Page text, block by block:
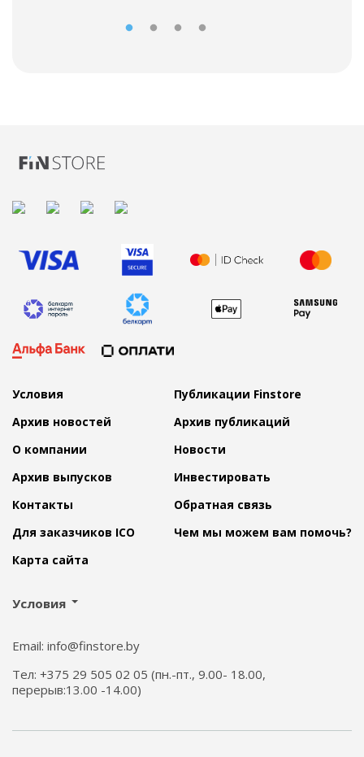
Условия
Публикации Finstore
Архив новостей
Архив публикаций
О компании
Новости
Архив выпусков
Инвестировать
Контакты
Обратная связь
Для заказчиков ICO
Чем мы можем вам помочь?
Карта сайта
Условия
Email: info@finstore.by
Тел: +375 29 505 02 05 (пн.-пт., 9.00- 18.00,
перерыв:13.00 -14.00)